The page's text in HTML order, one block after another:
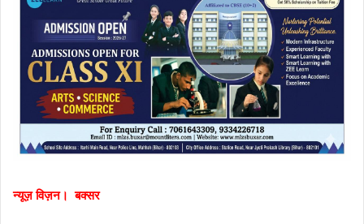
न्यूज़ विज़न। बक्सर